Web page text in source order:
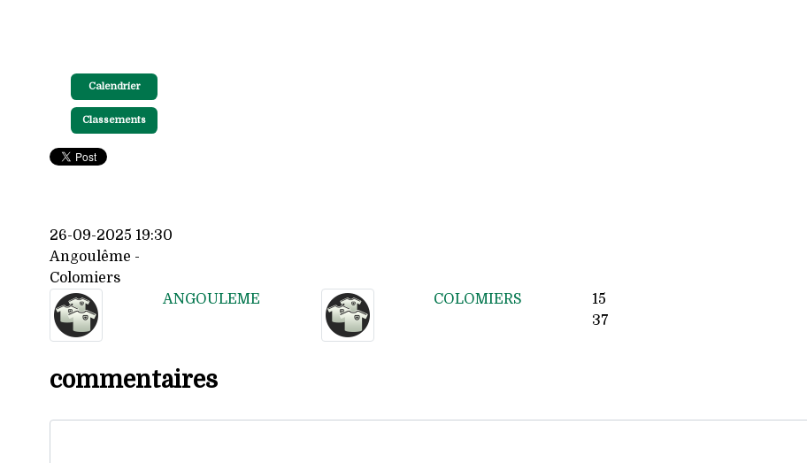
Calendrier
Classements
26-09-2025 19:30
Angoulême -
Colomiers
ANGOULEME
COLOMIERS
15
37
commentaires